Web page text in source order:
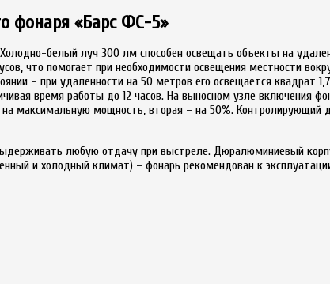
фонаря «Барс ФС-5»
белый луч 300 лм способен освещать объекты на
что помогает при необходимости освещения местности
– при удаленности на 50 метров его освещается квадрат
время работы до 12 часов. На выносном узле включения
максимальную мощность, вторая – на 50%. Контролирующий
любую отдачу при выстреле. Дюралюминиевый
и холодный климат) – фонарь рекомендован к